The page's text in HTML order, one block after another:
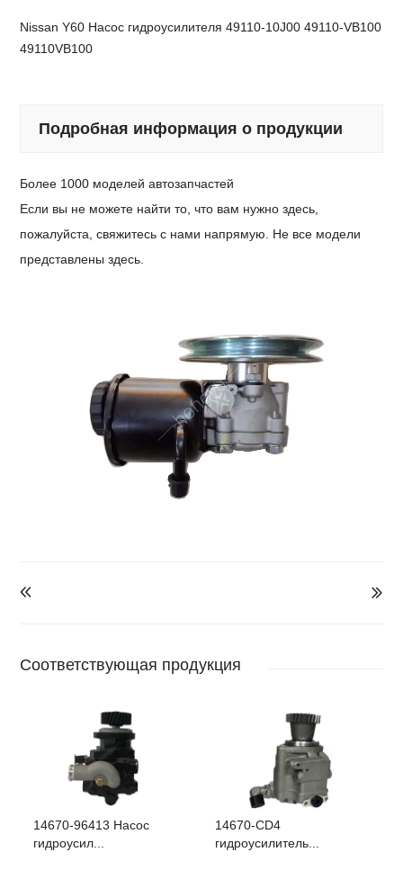
Nissan Y60 Насос гидроусилителя 49110-10J00 49110-VB100
49110VB100
Подробная информация о продукции
Более 1000 моделей автозапчастей
Если вы не можете найти то, что вам нужно здесь,
пожалуйста, свяжитесь с нами напрямую. Не все модели
представлены здесь.
 
Соответствующая продукция
14670-96413 Насос
гидроусил...
14670-CD4
гидроусилитель...